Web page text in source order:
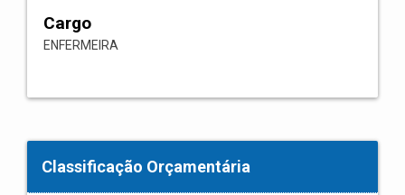
Cargo
ENFERMEIRA
Classificação Orçamentária